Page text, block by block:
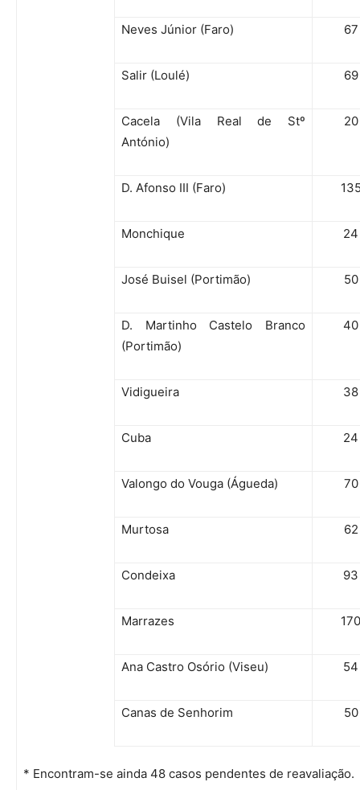
Neves Júnior (Faro) 67
Salir (Loulé) 69
Cacela (Vila Real de Stº
António)
20
D. Afonso III (Faro)
Monchique 24
José Buisel (Portimão) 50
D. Martinho Castelo Branco
(Portimão)
40
Vidigueira 38
Cuba 24
Valongo do Vouga (Águeda) 70
Murtosa 62
Condeixa 93
Marrazes 170
Ana Castro Osório (Viseu) 54
Canas de Senhorim 50
* Encontram-se ainda 48 casos pendentes de reavaliação.